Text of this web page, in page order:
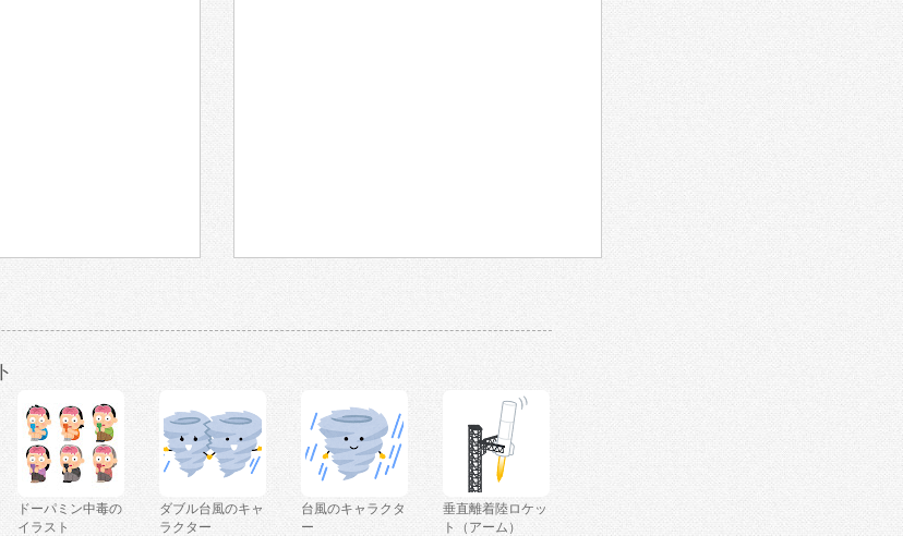
ドーパミン中毒の
イラスト
ダブル台風のキャ
ラクター
台風のキャラクタ
ー
垂直離着陸ロケッ
ト（アーム）